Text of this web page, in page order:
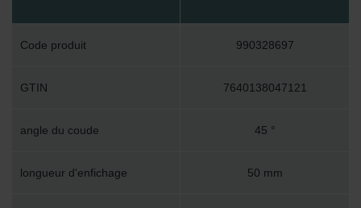
Code produit 990328697
GTIN 7640138047121
angle du coude 45 °
longueur d'enfichage 50 mm